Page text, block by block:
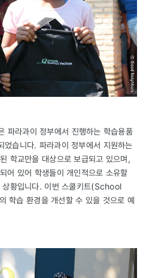
라과이 정부에서 진행하는 학습용품
었습니다. 파라과이 정부에서 지원하는
학교만을 대상으로 보급되고 있으며,
어 있어 학생들이 개인적으로 소유할
상황입니다. 이번 스쿨키트(School
학습 환경을 개선할 수 있을 것으로 예